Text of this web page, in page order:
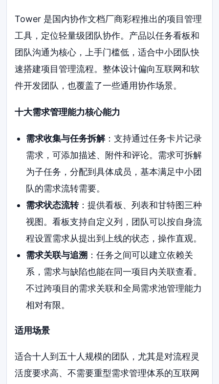
Tower 是国内协作文档厂商彩程推出的项目管理
工具，定位轻量级团队协作。产品以任务看板和
团队沟通为核心，上手门槛低，适合中小团队快
速搭建项目管理流程。整体设计偏向互联网和软
件开发团队，也覆盖了一些通用协作场景。
十大需求管理能力核心能力
需求收集与任务拆解：支持通过任务卡片记录
需求，可添加描述、附件和评论。需求可拆解
为子任务，分配到具体成员，基本满足中小团
队的需求流转需要。
需求状态流转：提供看板、列表和甘特图三种
视图。看板支持自定义列，团队可以按自身流
程设置需求从提出到上线的状态，操作直观。
需求关联与追溯：任务之间可以建立依赖关
系，需求与缺陷也能在同一项目内关联查看。
不过跨项目的需求关联和全局需求池管理能力
相对有限。
适用场景
适合十人到五十人规模的团队，尤其是对流程灵
活度要求高、不需要重型需求管理体系的互联网